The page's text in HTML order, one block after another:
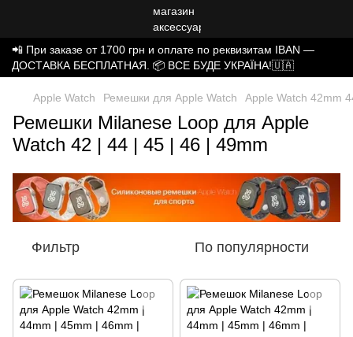
📲 При заказе от 1700 грн и оплате по реквизитам IBAN —
ДОСТАВКА БЕСПЛАТНАЯ. 📦 ВСЕ БУДЕ УКРАЇНА!🇺🇦
Apple Watch Ремешки для Apple Watch Apple Watch 42mm
Ремешки Milanese Loop для Apple
Watch 42 | 44 | 45 | 46 | 49mm
Фильтр По популярности